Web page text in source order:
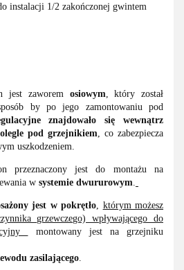
instalacji 1/2 zakończonej gwintem
jest zaworem osiowym, który został
by po jego zamontowaniu pod
znajdowało się wewnątrz
pod grzejnikiem, co zabezpiecza
uszkodzeniem.
przeznaczony jest do montażu na
w systemie dwururowym.
jest w pokrętło, którym możesz
grzewczego) wpływającego do
montowany jest na grzejniku
zasilającego.